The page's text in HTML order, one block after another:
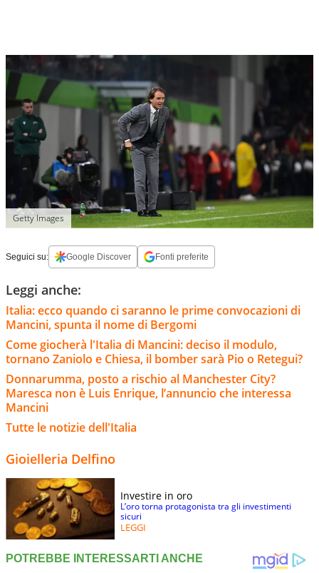
Getty Images
Seguici su: Google Discover Fonti preferite
Leggi anche:
Italia: ecco quando ci saranno le prime convocazioni di
Mancini, spunta il nome di Bergomi
Come giocherà l'Italia di Mancini: deciso il modulo,
tornano Zaniolo e Chiesa, il bomber sarà Pio o Retegui?
Donnarumma, posto a rischio al Manchester City?
Maresca non è Luis Enrique, l’annuncio che interessa
Mancini
Tutte le notizie dell'Italia
Gioielleria Delfino
Investire in oro
L’oro torna protagonista tra gli investimenti
sicuri
LEGGI